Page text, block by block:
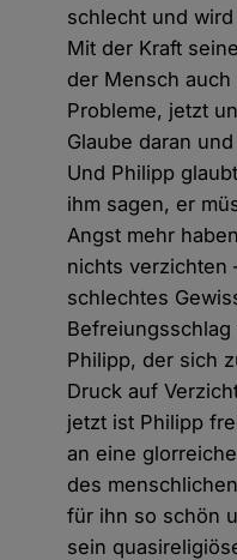
schlecht und
Mit der Kraft
der Mensch
Probleme, jetzt
Glaube daran
Und Philipp
ihm sagen, er
Angst mehr
nichts verzichten
schlechtes
Philipp, der sich
Druck auf
jetzt ist Philipp
an eine
des
für ihn so schön
sein